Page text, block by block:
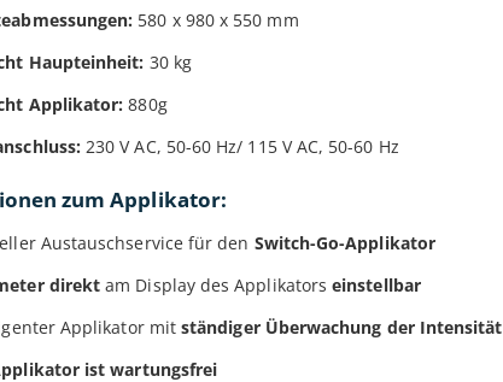
580 x 980 x 550 mm
Haupteinheit: 30 kg
Applikator: 880g
230 V AC, 50-60 Hz/ 115 V AC, 50-60 Hz
zum Applikator:
Austauschservice für den Switch-Go-Applikator
direkt am Display des Applikatorseinstellbar
Applikator mitständiger Überwachung der Intensität
ist wartungsfrei